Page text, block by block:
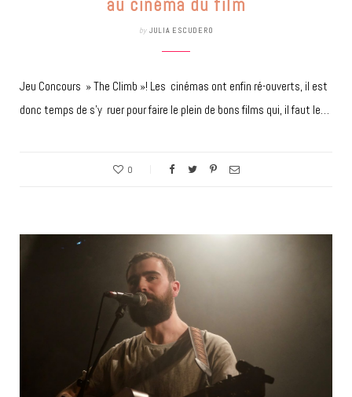
au cinéma du film
by JULIA ESCUDERO
Jeu Concours » The Climb »! Les cinémas ont enfin ré-ouverts, il est
donc temps de s’y ruer pour faire le plein de bons films qui, il faut le…
0